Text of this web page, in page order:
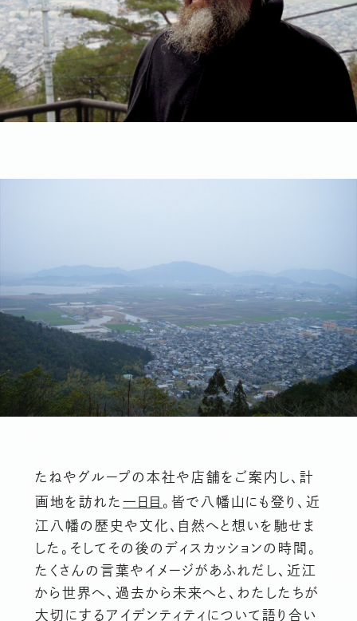
たねやグループの本社や店舗をご案内し、計
画地を訪れた一日目 。皆で八幡山にも登り、近
江八幡の歴史や文化、自然へと想いを馳せま
した。そしてその後のディスカッションの時間。
たくさんの言葉やイメージがあふれだし、近江
から世界へ、過去から未来へと、わたしたちが
大切にするアイデンティティについて語り合い